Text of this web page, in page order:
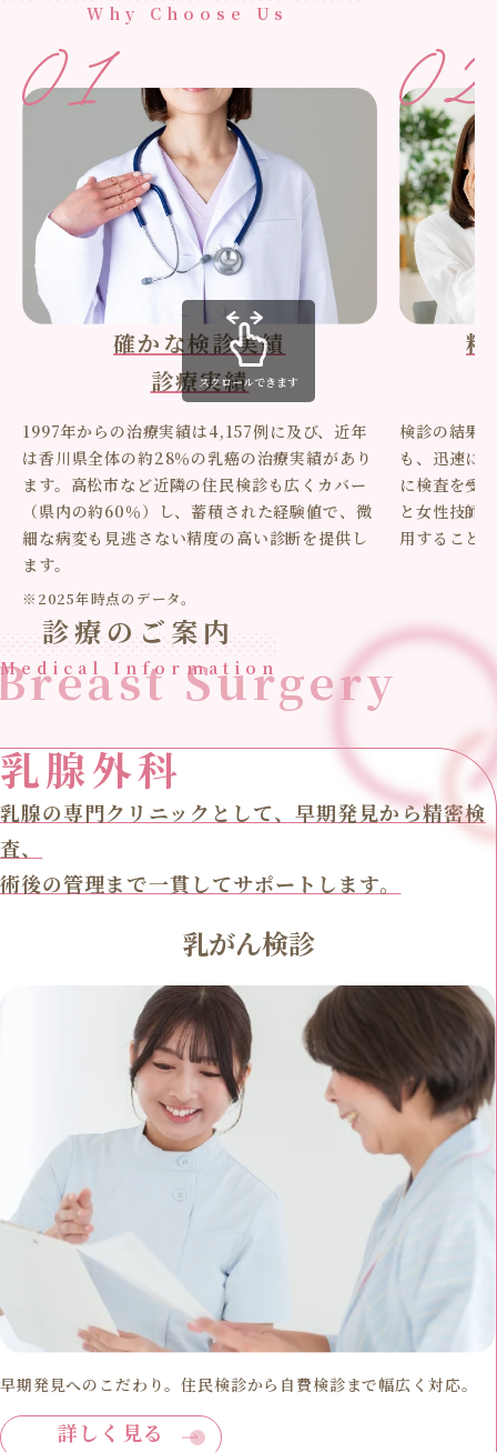
Why Choose Us
確かな検診実績
診療実績
1997年からの治療実績は4,157例に及び、近年
は香川県全体の約28％の乳癌の治療実績があり
ます。高松市など近隣の住民検診も広くカバー
（県内の約60％）し、蓄積された経験値で、微
細な病変も見逃さない精度の高い診断を提供し
ます。
※2025年時点のデータ。
精
検診の結果
も、迅速に
に検査を受
と女性技師
用すること
スクロールできます
診療のご案内
Medical Information
乳腺外科
Surgery
乳腺の専門クリニックとして、早期発見から精密検
査、
術後の管理まで一貫してサポートします。
乳がん検診
早期発見へのこだわり。住民検診から自費検診まで幅広く対応。
詳しく見る